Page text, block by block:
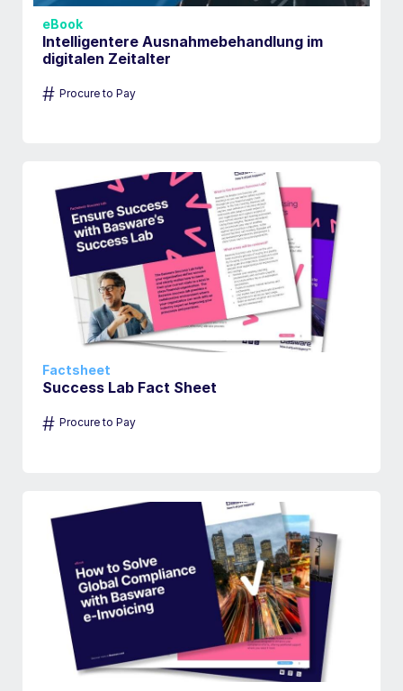
eBook
Intelligentere Ausnahmebehandlung im
digitalen Zeitalter
# Procure to Pay
Factsheet
Success Lab Fact Sheet
# Procure to Pay